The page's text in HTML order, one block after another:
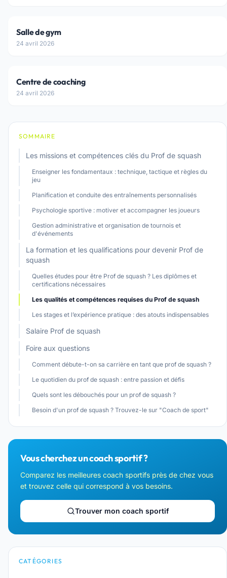
Salle de gym
24 avril 2026
Centre de coaching
24 avril 2026
SOMMAIRE
Les missions et compétences clés du Prof de squash
Enseigner les fondamentaux : technique, tactique et règles du
jeu
Planification et conduite des entraînements personnalisés
Psychologie sportive : motiver et accompagner les joueurs
Gestion administrative et organisation de tournois et
d'événements
La formation et les qualifications pour devenir Prof de
squash
Quelles études pour être Prof de squash ? Les diplômes et
certifications nécessaires
Les qualités et compétences requises du Prof de squash
Les stages et l’expérience pratique : des atouts indispensables
Salaire Prof de squash
Foire aux questions
Comment débute-t-on sa carrière en tant que prof de squash ?
Le quotidien du prof de squash : entre passion et défis
Quels sont les débouchés pour un prof de squash ?
Besoin d'un prof de squash ? Trouvez-le sur "Coach de sport"
Vous cherchez un coach sportif ?
Comparez les meilleures coach sportifs près de chez vous
et trouvez celle qui correspond à vos besoins.
Trouver mon coach sportif
CATÉGORIES